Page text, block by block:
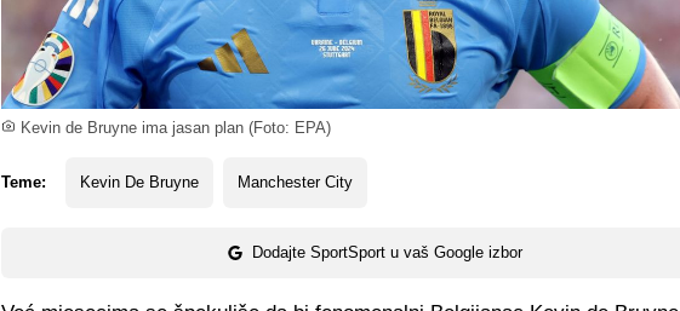
Kevin de Bruyne ima jasan plan (Foto: EPA)
Teme: Kevin De Bruyne Manchester City
Dodajte SportSport u vaš Google izbor